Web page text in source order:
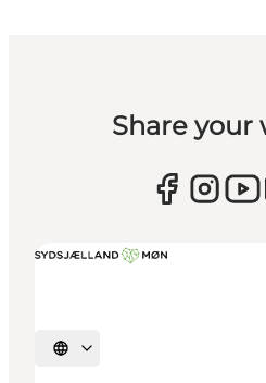
Share your
Vælg sprog